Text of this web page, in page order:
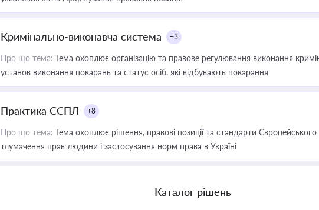
Кримінально-виконавча система +3
Про що тема: Тема охоплює організацію та правове регулювання виконання
установ виконання покарань та статус осіб, які відбувають покарання
Практика ЄСПЛ +8
Про що тема: Тема охоплює рішення, правові позиції та стандарти
тлумачення прав людини і застосування норм права в Україні
Каталог рішень